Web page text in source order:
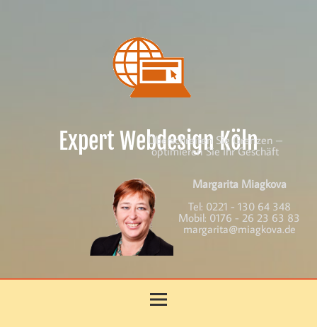
Expert Webdesign Köln
Überschreiten Sie Grenzen –
optimieren Sie Ihr Geschäft
Margarita Miagkova
Tel: 0221 - 130 64 348
Mobil: 0176 - 26 23 63 83
margarita@miagkova.de